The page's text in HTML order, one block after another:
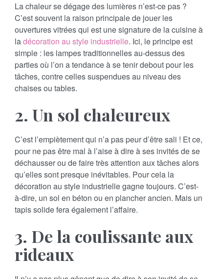
La chaleur se dégage des lumières n’est-ce pas ?
C’est souvent la raison principale de jouer les
ouvertures vitrées qui est une signature de la cuisine à
ladécoration au style industrielle. Ici, le principe est
simple : les lampes traditionnelles au-dessus des
parties où l’on a tendance à se tenir debout pour les
tâches, contre celles suspendues au niveau des
chaises ou tables.
2. Un sol chaleureux
C’est l’empiètement qui n’a pas peur d’être sali ! Et ce,
pour ne pas être mal à l’aise à dire à ses invités de se
déchausser ou de faire très attention aux tâches alors
qu’elles sont presque inévitables. Pour cela la
décoration au style industrielle gagne toujours. C’est-
à-dire, un sol en béton ou en plancher ancien. Mais un
tapis solide fera également l’affaire.
3. De la coulissante aux
rideaux